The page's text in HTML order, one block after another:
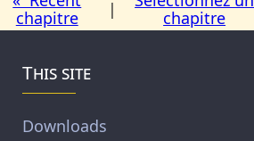
chapitre
|
chapitre
This site
Downloads